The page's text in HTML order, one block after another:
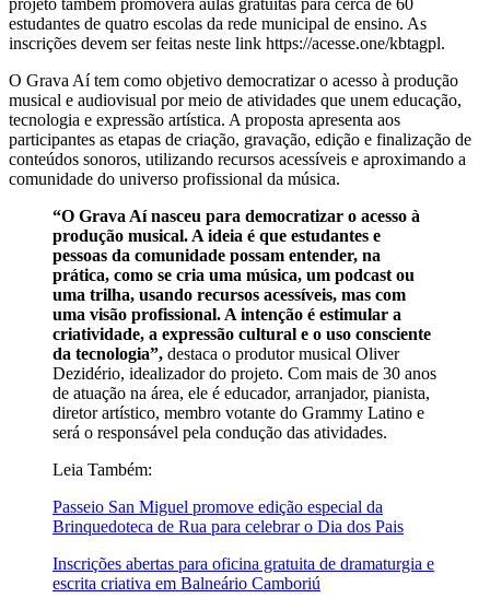
projeto também promoverá aulas gratuitas para cerca de 60
estudantes de quatro escolas da rede municipal de ensino. As
inscrições devem ser feitas neste link https://acesse.one/kbtagpl.
O Grava Aí tem como objetivo democratizar o acesso à produção
musical e audiovisual por meio de atividades que unem educação,
tecnologia e expressão artística. A proposta apresenta aos
participantes as etapas de criação, gravação, edição e finalização de
conteúdos sonoros, utilizando recursos acessíveis e aproximando a
comunidade do universo profissional da música.
“O Grava Aí nasceu para democratizar o acesso à
produção musical. A ideia é que estudantes e
pessoas da comunidade possam entender, na
prática, como se cria uma música, um podcast ou
uma trilha, usando recursos acessíveis, mas com
uma visão profissional. A intenção é estimular a
criatividade, a expressão cultural e o uso consciente
da tecnologia”, destaca o produtor musical Oliver
Dezidério, idealizador do projeto. Com mais de 30 anos
de atuação na área, ele é educador, arranjador, pianista,
diretor artístico, membro votante do Grammy Latino e
será o responsável pela condução das atividades.
Leia Também:
Passeio San Miguel promove edição especial da
Brinquedoteca de Rua para celebrar o Dia dos Pais
Inscrições abertas para oficina gratuita de dramaturgia e
escrita criativa em Balneário Camboriú